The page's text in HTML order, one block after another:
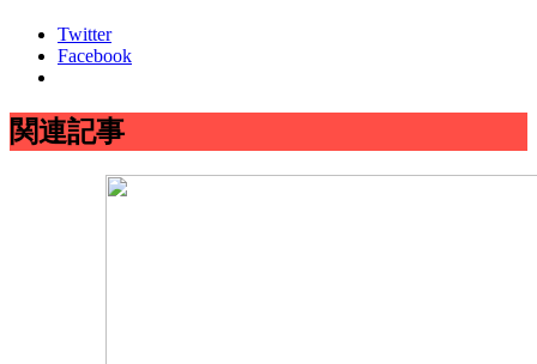
Twitter
Facebook
関連記事